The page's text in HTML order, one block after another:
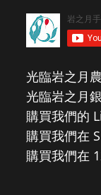
光臨岩之月
光臨岩之月
購買我們的
購買我們在
購買我們在